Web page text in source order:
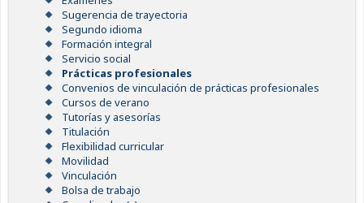
Sugerencia de trayectoria
Segundo idioma
Formación integral
Servicio social
Prácticas profesionales
Convenios de vinculación de prácticas profesionales
Cursos de verano
Tutorías y asesorías
Titulación
Flexibilidad curricular
Movilidad
Vinculación
Bolsa de trabajo